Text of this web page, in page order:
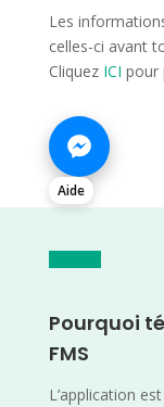
Les
celles-ci avant
Cliquez ICI pour
Aide
Pourquoi
FMS
L’application